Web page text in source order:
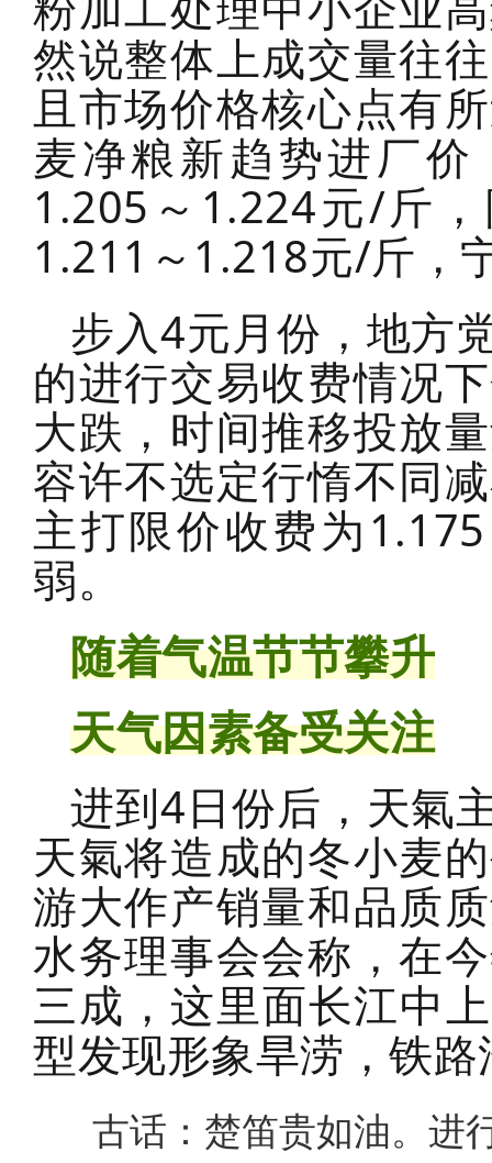
然说整体上成交量往
且市场价格核心点有
麦净粮新趋势进厂
1.205～1.224元/斤
1.211～1.218元/斤，
步入4元月份，地方
的进行交易收费情况
大跌，时间推移投放
容许不选定行惰不同
主打限价收费为
弱。
随着气温节节攀升
天气因素备受关注
进到4日份后，天氣
天氣将造成的冬小麦
游大作产销量和品质
水务理事会会称，在
三成，这里面长江中
型发现形象旱涝，铁
古话：楚笛贵如油。进